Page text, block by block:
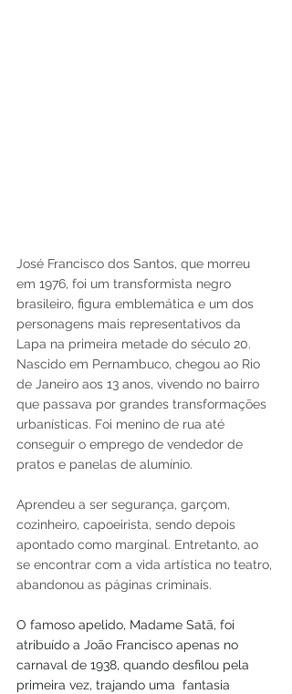
José Francisco dos Santos, que morreu
em 1976, foi um transformista negro
brasileiro, figura emblemática e um dos
personagens mais representativos da
Lapa na primeira metade do século 20.
Nascido em Pernambuco, chegou ao Rio
de Janeiro aos 13 anos, vivendo no bairro
que passava por grandes transformações
urbanísticas. Foi menino de rua até
conseguir o emprego de vendedor de
pratos e panelas de alumínio.
Aprendeu a ser segurança, garçom,
cozinheiro, capoeirista, sendo depois
apontado como marginal. Entretanto, ao
se encontrar com a vida artística no teatro,
abandonou as páginas criminais.
O famoso apelido, Madame Satã, foi
atribuído a João Francisco apenas no
carnaval de 1938, quando desfilou pela
primeira vez, trajando uma  fantasia